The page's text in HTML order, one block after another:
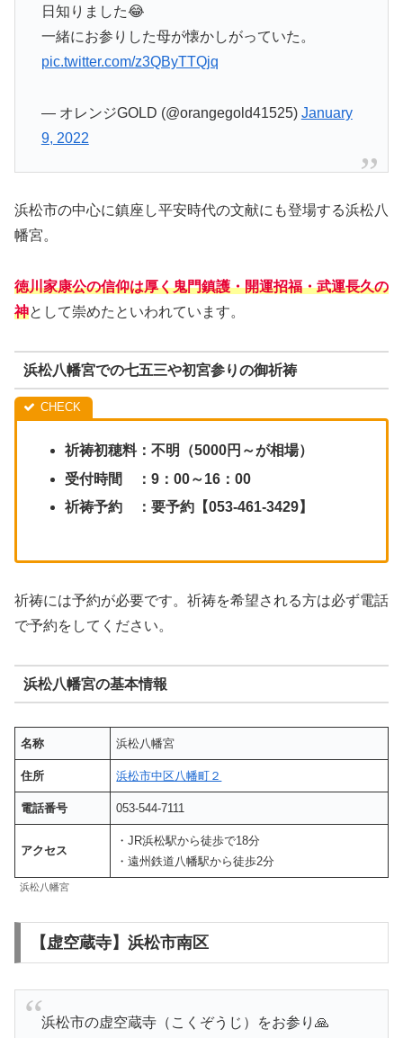
日知りました😂
一緒にお参りした母が懐かしがっていた。
pic.twitter.com/z3QByTTQjq
— オレンジGOLD (@orangegold41525) January
9, 2022
浜松市の中心に鎮座し平安時代の文献にも登場する浜松八
幡宮。
徳川家康公の信仰は厚く鬼門鎮護・開運招福・武運長久の
神として崇めたといわれています。
浜松八幡宮での七五三や初宮参りの御祈祷
祈祷初穂料：不明（5000円～が相場）
受付時間 ：9：00～16：00
祈祷予約
：要予約【053-461-3429】
祈祷には予約が必要です。祈祷を希望される方は必ず電話
で予約をしてください。
浜松八幡宮の基本情報
名称 浜松八幡宮
住所 浜松市中区八幡町２
電話番号 053-544-7111
アクセス
・JR浜松駅から徒歩で18分
・遠州鉄道八幡駅から徒歩2分
浜松八幡宮
【虚空蔵寺】浜松市南区
浜松市の虚空蔵寺（こくぞうじ）をお参り🙏